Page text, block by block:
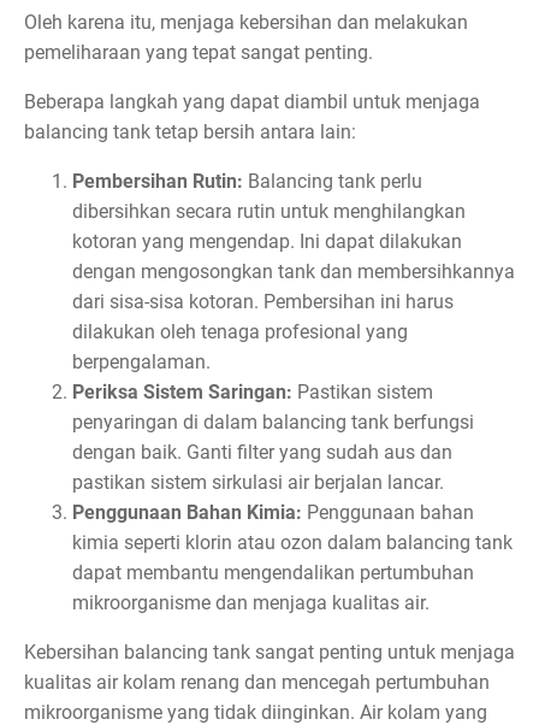
Oleh karena itu, menjaga kebersihan dan melakukan
pemeliharaan yang tepat sangat penting.
Beberapa langkah yang dapat diambil untuk menjaga
balancing tank tetap bersih antara lain:
Pembersihan Rutin: Balancing tank perlu
dibersihkan secara rutin untuk menghilangkan
kotoran yang mengendap. Ini dapat dilakukan
dengan mengosongkan tank dan membersihkannya
dari sisa-sisa kotoran. Pembersihan ini harus
dilakukan oleh tenaga profesional yang
berpengalaman.
Periksa Sistem Saringan: Pastikan sistem
penyaringan di dalam balancing tank berfungsi
dengan baik. Ganti filter yang sudah aus dan
pastikan sistem sirkulasi air berjalan lancar.
Penggunaan Bahan Kimia: Penggunaan bahan
kimia seperti klorin atau ozon dalam balancing tank
dapat membantu mengendalikan pertumbuhan
mikroorganisme dan menjaga kualitas air.
Kebersihan balancing tank sangat penting untuk menjaga
kualitas air kolam renang dan mencegah pertumbuhan
mikroorganisme yang tidak diinginkan. Air kolam yang